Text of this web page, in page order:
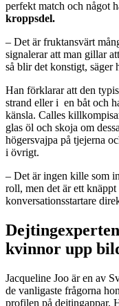
perfekt match och något
kroppsdel.
– Det är fruktansvärt
signalerar att man gillar
så blir det konstigt, säger
Han förklarar att den
strand eller i en båt och
känsla. Calles
glas öl och skoja om
högersvajpa på tjejerna
i övrigt.
– Det är ingen kille som
roll, men det är ett
konversationsstartare
kvinnor upp
Jacqueline Joo är en av
de vanligaste frågorna
profilen på dejtingappar.